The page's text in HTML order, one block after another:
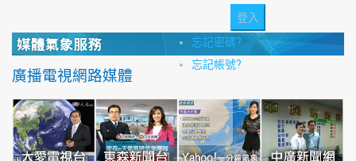
忘記密碼?
忘記帳號?
廣播電視網路媒體